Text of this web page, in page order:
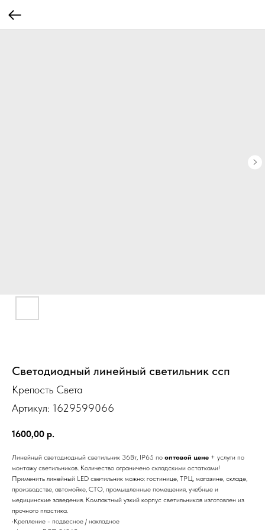
Светодиодный линейный светильник ссп
Крепость Света
Артикул: 1629599066
1600,00 р.
Линейный светодиодный светильник 36Вт, IP65 по оптовой цене + услуги по
монтажу светильников. Количество ограничено складскими остатками!
Применить линейный LED светильник можно: гостинице, ТРЦ, магазине, складе,
производстве, автомойке, СТО, промышленные помещения, учебные и
медицинские заведения. Компактный узкий корпус светильников изготовлен из
прочного пластика.
•Крепление - подвесное / накладное